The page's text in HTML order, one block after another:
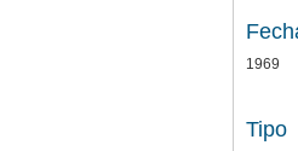
1969
Tipo